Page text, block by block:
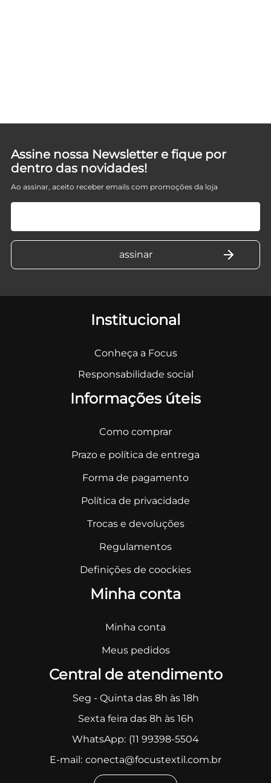
Assine nossa Newsletter e fique por
dentro das novidades!
Ao assinar, aceito receber emails com promoções da loja
Institucional
Conheça a Focus
Responsabilidade social
Informações úteis
Como comprar
Prazo e política de entrega
Forma de pagamento
Política de privacidade
Trocas e devoluções
Regulamentos
Definições de coockies
Minha conta
Minha conta
Meus pedidos
Central de atendimento
Seg - Quinta das 8h às 18h
Sexta feira das 8h às 16h
WhatsApp: (11 99398-5504
E-mail: conecta@focustextil.com.br